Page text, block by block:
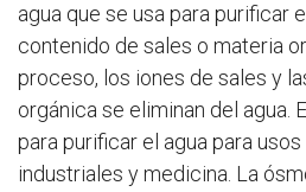
agua que se usa para purificar
contenido de sales o materia
proceso, los iones de sales y
orgánica se eliminan del agua.
para purificar el agua para
industriales y medicina. La